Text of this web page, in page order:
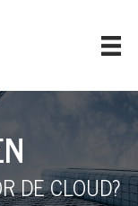
DE CLOUD?